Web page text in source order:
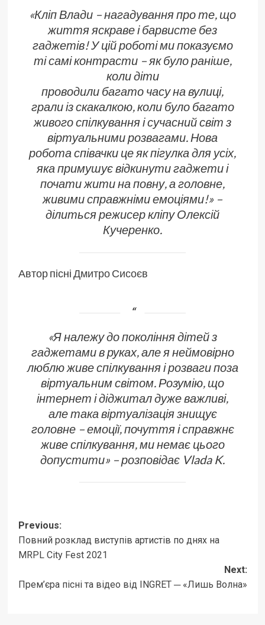
«Кліп Влади – нагадування про те, що
життя яскраве і барвисте без
гаджетів! У цій роботі ми показуємо
ті самі контрасти – як було раніше,
коли діти
проводили багато часу на вулиці,
грали із скакалкою, коли було багато
живого спілкування і сучасний світ з
віртуальними розвагами. Нова
робота співачки це як пігулка для усіх,
яка примушує відкинути гаджети і
почати жити на повну, а головне,
живими справжніми емоціями!» –
ділиться режисер кліпу Олексій
Кучеренко.
Автор пісні​Дмитро Сисоєв
«Я належу до покоління дітей з
гаджетами в руках, але я неймовірно
люблю живе спілкування і розваги поза
віртуальним світом. Розумію, що
інтернет і діджитал дуже важливі,
але така віртуалізація знищує
головне – емоції, почуття і справжнє
живе спілкування, ми немає цього
допустити» – розповідає Vlada K.
Post
navigation
Previous:
Повний розклад виступів артистів по днях на
MRPL City Fest 2021
Next:
Прем’єра пісні та відео від INGRET ─ «Лишь Волна»